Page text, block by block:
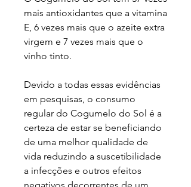
mais antioxidantes que a vitamina
E, 6 vezes mais que o azeite extra
virgem e 7 vezes mais que o
vinho tinto.
Devido a todas essas evidências
em pesquisas, o consumo
regular do Cogumelo do Sol é a
certeza de estar se beneficiando
de uma melhor qualidade de
vida reduzindo a suscetibilidade
a infecções e outros efeitos